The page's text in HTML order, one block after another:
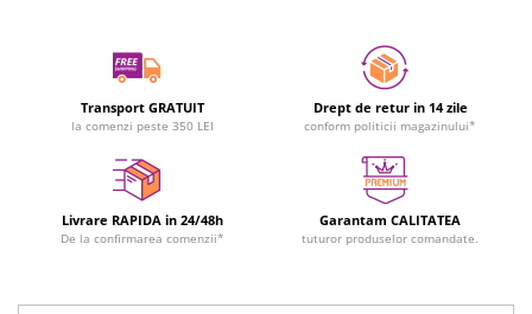
Transport GRATUIT
la comenzi peste 350 LEI
Drept de retur in 14 zile
conform politicii magazinului*
Livrare RAPIDA in 24/48h
De la confirmarea comenzii*
Garantam CALITATEA
tuturor produselor comandate.